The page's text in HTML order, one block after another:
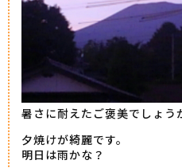
暑さに耐えたご褒美でしょう
夕焼けが綺麗です。
明日は雨かな？